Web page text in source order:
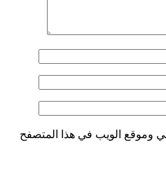
وموقع الويب في هذا المتصفح